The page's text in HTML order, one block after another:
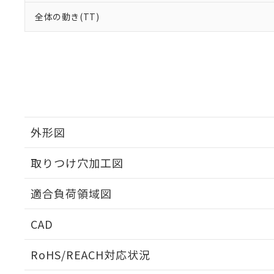
全体の動き(TT)
外形図
取りつけ穴加工図
適合負荷領域図
CAD
RoHS/REACH対応状況